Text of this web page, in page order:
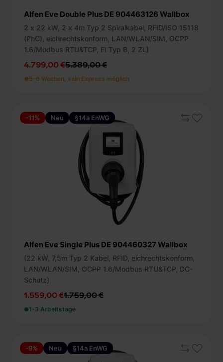
Alfen Eve Double Plus DE 904463126 Wallbox
2 x 22 kW, 2 x 4m Typ 2 Spiralkabel, RFID/ISO 15118
(PnC), eichrechtskonform, LAN/WLAN/SIM, OCPP
1.6/Modbus RTU&TCP, FI Typ B, 2 ZL)
4.799,00 €5.389,00 €
5-6 Wochen, kein Express möglich
-11% Neu §14a EnWG
Alfen Eve Single Plus DE 904460327 Wallbox
(22 kW, 7,5m Typ 2 Kabel, RFID, eichrechtskonform,
LAN/WLAN/SIM, OCPP 1.6/Modbus RTU&TCP, DC-
Schutz)
1.559,00 €1.759,00 €
1-3 Arbeitstage
-9% Neu §14a EnWG